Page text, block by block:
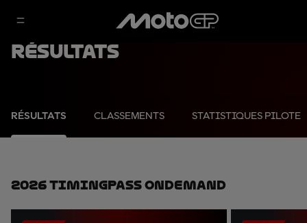
Résultats
RÉSULTATS CLASSEMENTS STATISTIQUES PILOTE
2026 TimingPass OnDemand